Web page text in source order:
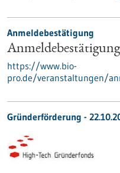
Anmeldebestätigung
Anmeldebestätigung
https://www.bio-
pro.de/veranstaltungen/
Gründerförderung -